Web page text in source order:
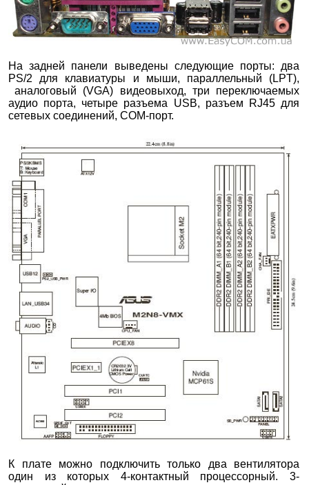
На задней панели выведены следующие порты: два
PS/2 для клавиатуры и мыши, параллельный (LPT),
аналоговый (VGA) видеовыход, три переключаемых
аудио порта, четыре разъема USB, разъем RJ45 для
сетевых соединений, COM-порт.
К плате можно подключить только два вентилятора
один из которых 4-контактный процессорный. 3-